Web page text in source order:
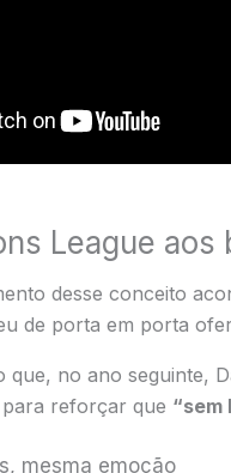
League
desse conceito
de porta em porta
que, no ano seguinte,
reforçar que “sem
mesma emoção